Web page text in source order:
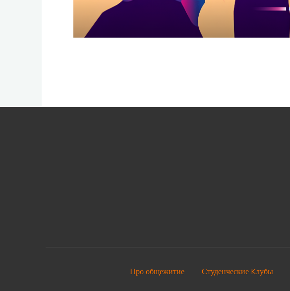
Про общежитие Студенческие Kлубы